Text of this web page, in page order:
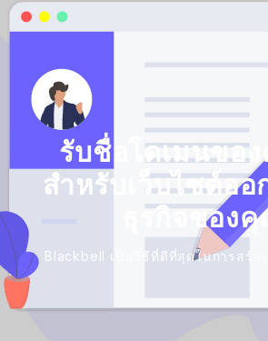
รับชื่อโดเมนขอ
สำหรับเว็บไซต์อ
ธุรกิจของคุ
Blackbell เป็นวิธีที่ดีที่สุดในการสร้า